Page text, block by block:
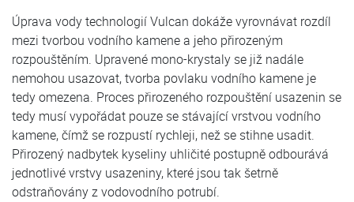
Úprava vody technologií Vulcan dokáže vyrovnávat rozdíl
mezi tvorbou vodního kamene a jeho přirozeným
rozpouštěním. Upravené mono-krystaly se již nadále
nemohou usazovat, tvorba povlaku vodního kamene je
tedy omezena. Proces přirozeného rozpouštění usazenin se
tedy musí vypořádat pouze se stávající vrstvou vodního
kamene, čímž se rozpustí rychleji, než se stihne usadit.
Přirozený nadbytek kyseliny uhličité postupně odbourává
jednotlivé vrstvy usazeniny, které jsou tak šetrně
odstraňovány z vodovodního potrubí.